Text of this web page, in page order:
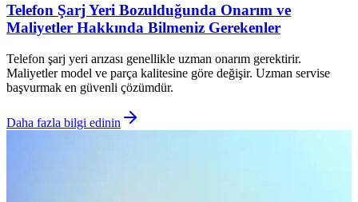
Telefon Şarj Yeri Bozulduğunda Onarım ve
Maliyetler Hakkında Bilmeniz Gerekenler
Telefon şarj yeri arızası genellikle uzman onarım gerektirir.
Maliyetler model ve parça kalitesine göre değişir. Uzman servise
başvurmak en güvenli çözümdür.
Daha fazla bilgi edinin